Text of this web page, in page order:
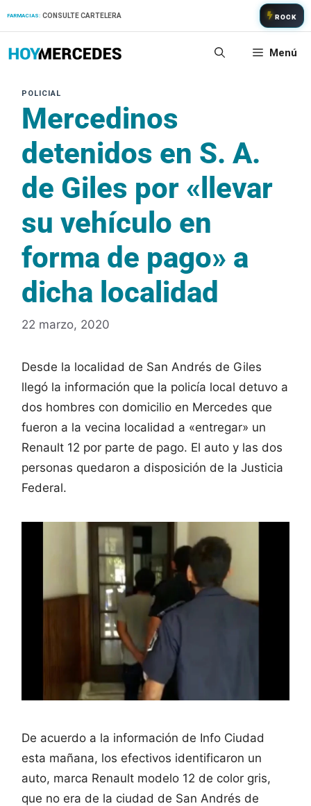
FARMACIAS: CONSULTE CARTELERA ROCK
Menú
Mercedinos
detenidos en S. A.
de Giles por «llevar
su vehículo en
forma de pago» a
dicha localidad
22 marzo, 2020
Desde la localidad de San Andrés de Giles
llegó la información que la policía local detuvo a
dos hombres con domicilio en Mercedes que
fueron a la vecina localidad a «entregar» un
Renault 12 por parte de pago. El auto y las dos
personas quedaron a disposición de la Justicia
Federal.
De acuerdo a la información de Info Ciudad
esta mañana, los efectivos identificaron un
auto, marca Renault modelo 12 de color gris,
que no era de la ciudad de San Andrés de